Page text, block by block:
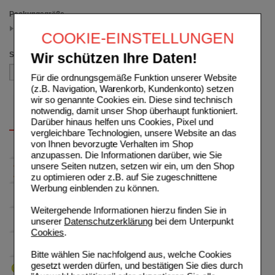
COOKIE-EINSTELLUNGEN
Wir schützen Ihre Daten!
Für die ordnungsgemäße Funktion unserer Website
(z.B. Navigation, Warenkorb, Kundenkonto) setzen
wir so genannte Cookies ein. Diese sind technisch
notwendig, damit unser Shop überhaupt funktioniert.
Darüber hinaus helfen uns Cookies, Pixel und
vergleichbare Technologien, unsere Website an das
von Ihnen bevorzugte Verhalten im Shop
anzupassen. Die Informationen darüber, wie Sie
unsere Seiten nutzen, setzen wir ein, um den Shop
zu optimieren oder z.B. auf Sie zugeschnittene
Werbung einblenden zu können.
Weitergehende Informationen hierzu finden Sie in
unserer Datenschutzerklärungbei dem Unterpunkt
Cookies.
Bitte wählen Sie nachfolgend aus, welche Cookies
gesetzt werden dürfen, und bestätigen Sie dies durch
Packungsgröße
(auswahl entfernen)
Sortieren nach